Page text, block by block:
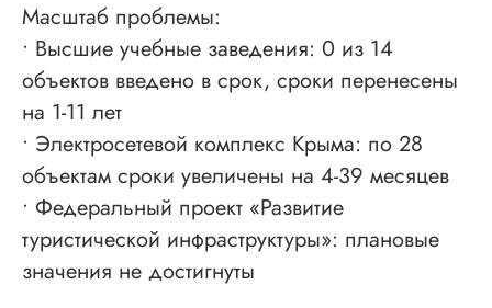
Масштаб проблемы:
• Высшие учебные заведения: 0 из 14
объектов введено в срок, сроки перенесены
на 1-11 лет
• Электросетевой комплекс Крыма: по 28
объектам сроки увеличены на 4-39 месяцев
• Федеральный проект «Развитие
туристической инфраструктуры»: плановые
значения не достигнуты